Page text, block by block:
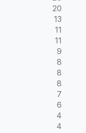
20
13
11
11
9
8
8
8
7
6
4
4